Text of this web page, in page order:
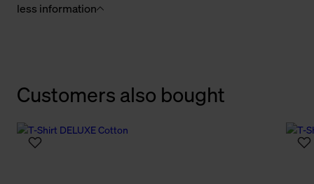
less information
Customers also bought